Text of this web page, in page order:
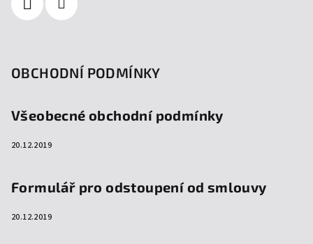
OBCHODNÍ PODMÍNKY
Všeobecné obchodní podmínky
20.12.2019
Formulář pro odstoupení od smlouvy
20.12.2019